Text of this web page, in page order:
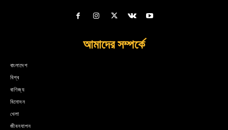
আমাদের সম্পর্কে
বাংলাদেশ
বিশ্ব
বাণিজ্য
বিনোদন
খেলা
জীবনযাপন